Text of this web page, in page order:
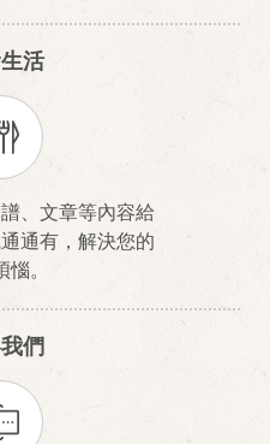
活
、文章等內容給
通有，解決您的
。
們